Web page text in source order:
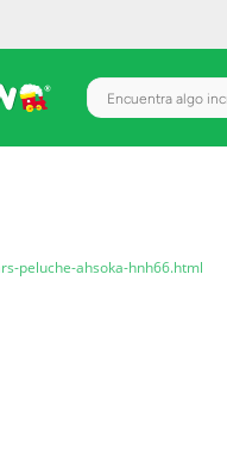
Encuentra algo
peluche-ahsoka-hnh66.html